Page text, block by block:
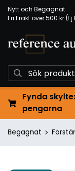
Nytt och Begagnat
Fri Frakt över 500 kr
Fynda
pengarna
Begagnat